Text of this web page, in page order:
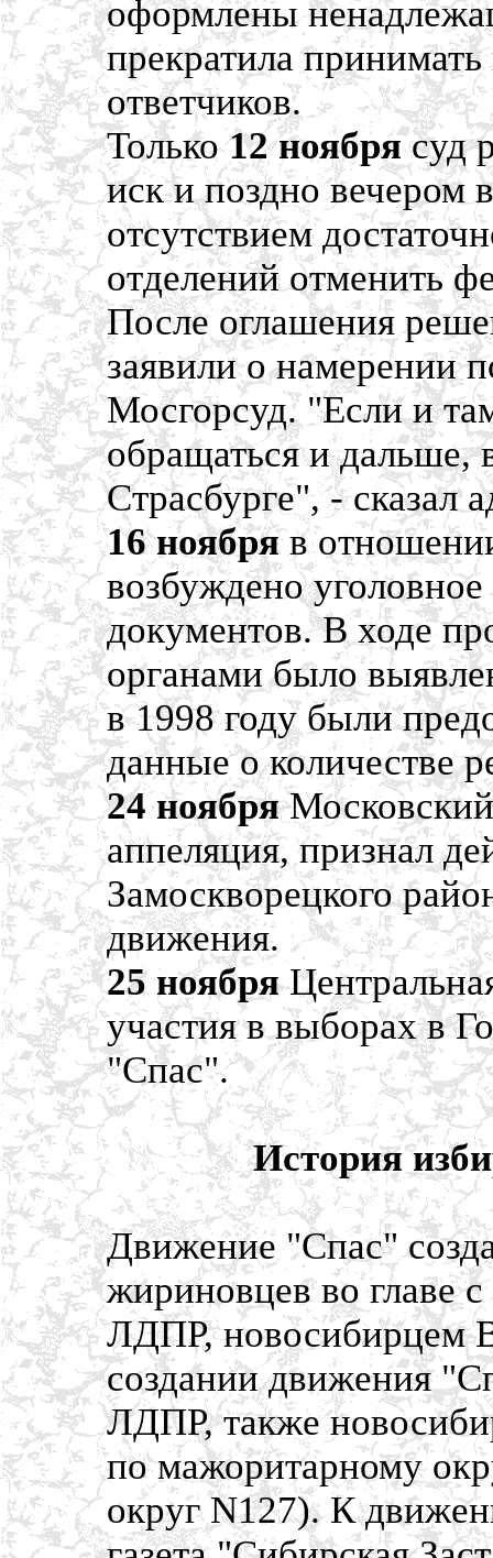
оформлены
прекратила
ответчиков.
Только12 ноябрясуд
иск и поздно вечером
отсутствием
отделений отменить
После оглашения
заявили о намерении
Мосгорсуд. "Если и
обращаться и дальше,
Страсбурге", - сказал
16 ноябряв
возбуждено
документов. В ходе
органами было
в 1998 году были
данные о количестве
24 ноября
аппеляция, признал
Замоскворецкого
движения.
25 ноября
участия в выборах в
"Спас".
История
Движение "Спас"
жириновцев во главе
ЛДПР, новосибирцем
создании движения
ЛДПР, также
по мажоритарному
округ N127). К